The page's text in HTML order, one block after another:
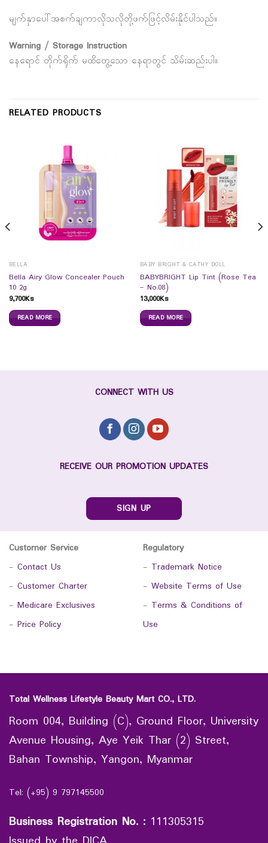
မျက်နှာပေါ်အစက်ချကာလိုသလိုတို့ဖက်ဖြင့်လိမ်းနိုင်ပါသည်။
Warning / Storage Instruction
နေရောင် တိုက်ရိုက် မထိတွေ့သော နေရာတွင် သိမ်းဆည်းပါ။
RELATED PRODUCTS
BELLA
Bella Airy Glow Concealer Pouch
10 2g
9,700Ks
READ MORE
BABY BRIGHT & CATHY DOLL
BABYBRIGHT Lip Tint (Rose Tea
– No.08)
13,000Ks
READ MORE
CONNECT WITH US
RECEIVE OUR PROMOTION UPDATES
SIGN UP
Customer Service
- Contact Us
- Customer Charter
- Medicare Exclusives
- Price Policy
Regulatory
- Trademark Notice
- Website Terms of Use
- Terms & Conditions of
Use
Total Wellness Lifestyle Beauty Mart CO., LTD.
Room 004, Building (C), Ground Floor, University
Avenue Housing, Aye Yeik Thar (2) Street,
Bahan Township, Yangon, Myanmar
Tel: (+95) 9 797145500
Business Registration No. : 111305315